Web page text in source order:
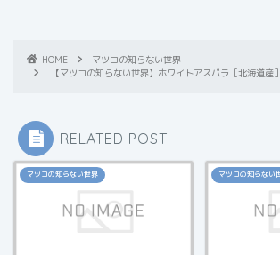
HOME
マツコの知らない世界
【マツコの知らない世界】ホワイトアスパラ［北海道産
RELATED POST
マツコの知らない世界 マツコの知らない